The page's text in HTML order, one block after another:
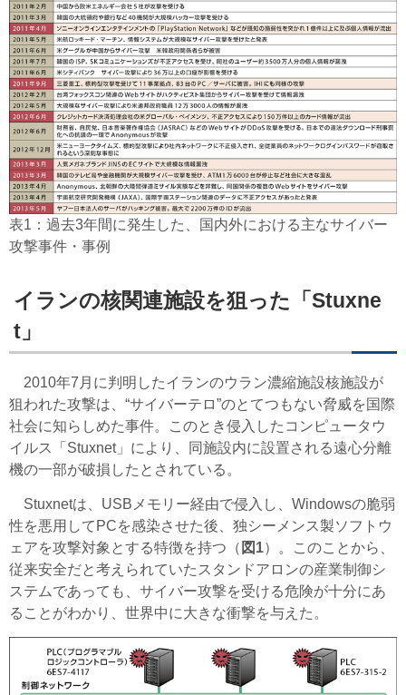
表1：過去3年間に発生した、国内外における主なサイバー
攻撃事件・事例
イランの核関連施設を狙った「Stuxne
t」
2010年7月に判明したイランのウラン濃縮施設核施設が
狙われた攻撃は、“サイバーテロ”のとてつもない脅威を国際
社会に知らしめた事件。このとき侵入したコンピュータウ
イルス「Stuxnet」により、同施設内に設置される遠心分離
機の一部が破損したとされている。
Stuxnetは、USBメモリー経由で侵入し、Windowsの脆弱
性を悪用してPCを感染させた後、独シーメンス製ソフトウ
ェアを攻撃対象とする特徴を持つ（ 図1）。このことから、
従来安全だと考えられていたスタンドアロンの産業制御シ
ステムであっても、サイバー攻撃を受ける危険が十分にあ
ることがわかり、世界中に大きな衝撃を与えた。